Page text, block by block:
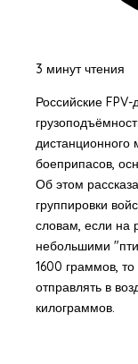
3 минут чтения
Российские
боеприпасов,
Об этом
группировки
словам, если на
небольшими
1600 граммов,
отправлять в
килограммов.